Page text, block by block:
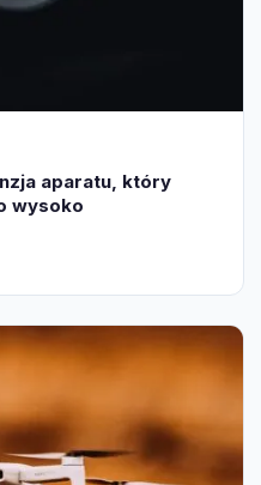
aparatu, który
wysoko